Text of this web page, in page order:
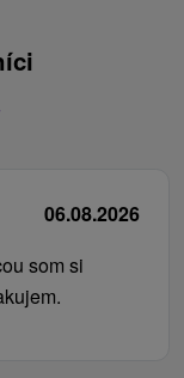
06.08.2026
som si